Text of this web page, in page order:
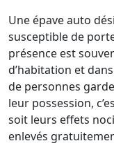
Une épave auto
susceptible de
présence est
d’habitation et
de personnes
leur possession,
soit leurs effets
enlevés